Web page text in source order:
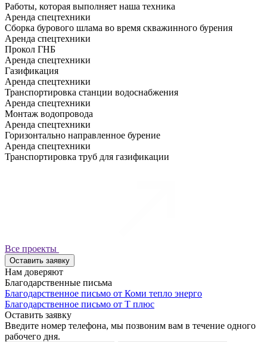
Работы, которая выполняет наша техника
Аренда спецтехники
Сборка бурового шлама во время скважинного бурения
Аренда спецтехники
Прокол ГНБ
Аренда спецтехники
Газификация
Аренда спецтехники
Транспортировка станции водоснабжения
Аренда спецтехники
Монтаж водопровода
Аренда спецтехники
Горизонтально направленное бурение
Аренда спецтехники
Транспортировка труб для газификации
Все проекты
Оставить заявку
Нам доверяют
Благодарственные письма
Благодарственное письмо от Коми тепло энерго
Благодарственное письмо от Т плюс
Оставить заявку
Введите номер телефона, мы позвоним вам в течение одного
рабочего дня.